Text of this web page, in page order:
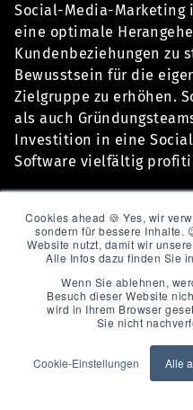
Cookies ahead 🍪 Yes, wir
sondern für bessere Inhalte.
Website nutzt, damit wir
Alle Infos dazu finden Sie
Wenn Sie ablehnen,
Besuch dieser Website
wird in Ihrem Browser
Sie nicht
Cookie-Einstellungen Alle
Social-Media-Marketing
eine optimale
Kundenbeziehungen zu
Bewusstsein für die
Zielgruppe zu erhöhen.
als auch
Investition in eine
Software vielfältig